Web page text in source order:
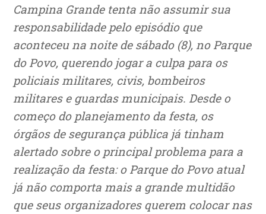
Campina Grande tenta não assumir sua
responsabilidade pelo episódio que
aconteceu na noite de sábado (8), no Parque
do Povo, querendo jogar a culpa para os
policiais militares, civis, bombeiros
militares e guardas municipais. Desde o
começo do planejamento da festa, os
órgãos de segurança pública já tinham
alertado sobre o principal problema para a
realização da festa: o Parque do Povo atual
já não comporta mais a grande multidão
que seus organizadores querem colocar nas